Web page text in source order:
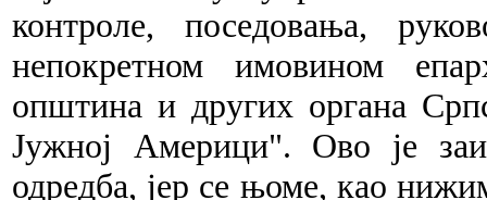
контроле, поседовања,
непокретном имовином
општина и других органа
Јужној Америци". Ово је
одредба, јер се њоме, као